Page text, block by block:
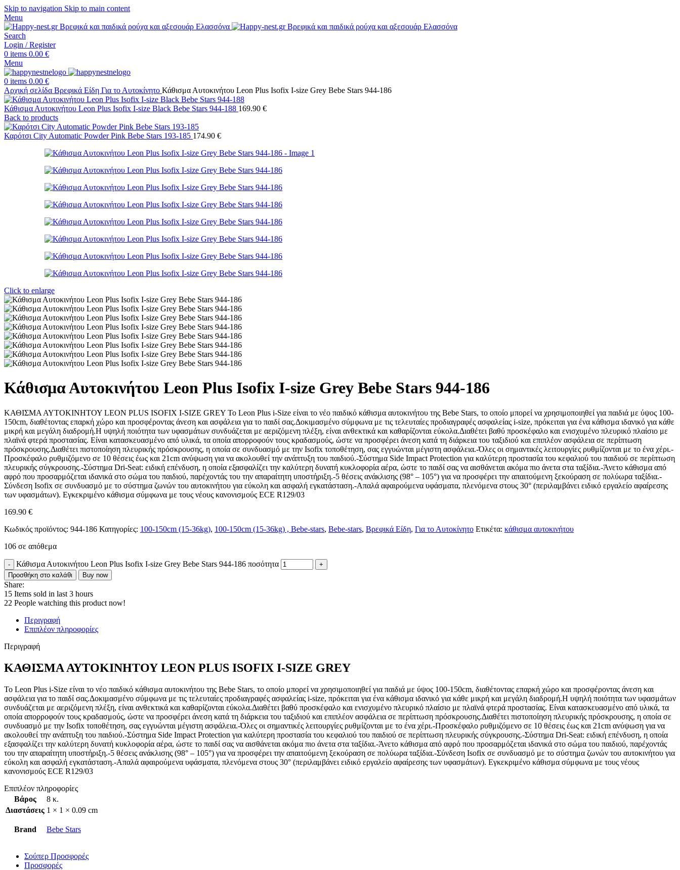
Skip to navigation Skip to main content
Menu
Search
Login / Register
0 items 0.00 €
Menu
0 items 0.00 €
Αρχική σελίδα Βρεφικά Είδη Για το Αυτοκίνητο Κάθισμα Αυτοκινήτου Leon Plus Isofix I-size Grey Bebe Stars 944-186
Κάθισμα Αυτοκινήτου Leon Plus Isofix I-size Black Bebe Stars 944-188 169.90 €
Back to products
Καρότσι City Automatic Powder Pink Bebe Stars 193-185 174.90 €
Click to enlarge
Κάθισμα Αυτοκινήτου Leon Plus Isofix I-size Grey Bebe Stars 944-186
ΚΑΘΙΣΜΑ ΑΥΤΟΚΙΝΗΤΟΥ LEON PLUS ISOFIX I-SIZE GREY Το Leon Plus i-Size είναι τo νέο παιδικό κάθισμα αυτοκινήτου της Bebe Stars, το οποίο μπορεί να χρησιμοποιηθεί για παιδιά με ύψος 100-
150cm, διαθέτοντας επαρκή χώρο και προσφέροντας άνεση και ασφάλεια για το παιδί σας.Δοκιμασμένο σύμφωνα με τις τελευταίες προδιαγραφές ασφαλείας i-size, πρόκειται για ένα κάθισμα ιδανικό για κάθε
μικρή και μεγάλη διαδρομή.Η υψηλή ποιότητα των υφασμάτων συνδυάζεται με αεριζόμενη πλέξη, είναι ανθεκτικά και καθαρίζονται εύκολα.Διαθέτει βαθύ προσκέφαλο και ενισχυμένο πλευρικό πλαίσιο με
πλαϊνά φτερά προστασίας. Είναι κατασκευασμένο από υλικά, τα οποία απορροφούν τους κραδασμούς, ώστε να προσφέρει άνεση κατά τη διάρκεια του ταξιδιού και επιπλέον ασφάλεια σε περίπτωση
πρόσκρουσης.Διαθέτει πιστοποίηση πλευρικής πρόσκρουσης, η οποία σε συνδυασμό με την Isofix τοποθέτηση, σας εγγυώνται μέγιστη ασφάλεια.-Όλες οι σημαντικές λειτουργίες ρυθμίζονται με το ένα χέρι.-
Προσκέφαλο ρυθμιζόμενο σε 10 θέσεις έως και 21cm ανύψωση για να ακολουθεί την ανάπτυξη του παιδιού.-Σύστημα Side Impact Protection για καλύτερη προστασία του κεφαλιού του παιδιού σε περίπτωση
πλευρικής σύγκρουσης.-Σύστημα Dri-Seat: ειδική επένδυση, η οποία εξασφαλίζει την καλύτερη δυνατή κυκλοφορία αέρα, ώστε το παιδί σας να αισθάνεται ακόμα πιο άνετα στα ταξίδια.-Άνετο κάθισμα από
αφρό που προσαρμόζεται ιδανικά στο σώμα του παιδιού, παρέχοντάς του την απαραίτητη υποστήριξη.-5 θέσεις ανάκλισης (98° – 105°) για να προσφέρει την απαιτούμενη ξεκούραση σε πολύωρα ταξίδια.-
Σύνδεση Isofix σε συνδυασμό με το σύστημα ζωνών του αυτοκινήτου για εύκολη και ασφαλή εγκατάσταση.-Απαλά αφαιρούμενα υφάσματα, πλενόμενα στους 30° (περιλαμβάνει ειδικό εργαλείο αφαίρεσης
των υφασμάτων). Εγκεκριμένο κάθισμα σύμφωνα με τους νέους κανονισμούς ECE R129/03
169.90 €
Κωδικός προϊόντος: 944-186 Κατηγορίες: 100-150cm (15-36kg), 100-150cm (15-36kg) , Bebe-stars, Bebe-stars, Βρεφικά Είδη, Για το Αυτοκίνητο Ετικέτα: κάθισμα αυτοκινήτου
106 σε απόθεμα
Κάθισμα Αυτοκινήτου Leon Plus Isofix I-size Grey Bebe Stars 944-186 ποσότητα
Προσθήκη στο καλάθι Buy now
Share:
15 Items sold in last 3 hours
22 People watching this product now!
Περιγραφή
Επιπλέον πληροφορίες
Περιγραφή
ΚΑΘΙΣΜΑ ΑΥΤΟΚΙΝΗΤΟΥ LEON PLUS ISOFIX I-SIZE GREY
Το Leon Plus i-Size είναι τo νέο παιδικό κάθισμα αυτοκινήτου της Bebe Stars, το οποίο μπορεί να χρησιμοποιηθεί για παιδιά με ύψος 100-150cm, διαθέτοντας επαρκή χώρο και προσφέροντας άνεση και
ασφάλεια για το παιδί σας.Δοκιμασμένο σύμφωνα με τις τελευταίες προδιαγραφές ασφαλείας i-size, πρόκειται για ένα κάθισμα ιδανικό για κάθε μικρή και μεγάλη διαδρομή.Η υψηλή ποιότητα των υφασμάτων
συνδυάζεται με αεριζόμενη πλέξη, είναι ανθεκτικά και καθαρίζονται εύκολα.Διαθέτει βαθύ προσκέφαλο και ενισχυμένο πλευρικό πλαίσιο με πλαϊνά φτερά προστασίας. Είναι κατασκευασμένο από υλικά, τα
οποία απορροφούν τους κραδασμούς, ώστε να προσφέρει άνεση κατά τη διάρκεια του ταξιδιού και επιπλέον ασφάλεια σε περίπτωση πρόσκρουσης.Διαθέτει πιστοποίηση πλευρικής πρόσκρουσης, η οποία σε
συνδυασμό με την Isofix τοποθέτηση, σας εγγυώνται μέγιστη ασφάλεια.-Όλες οι σημαντικές λειτουργίες ρυθμίζονται με το ένα χέρι.-Προσκέφαλο ρυθμιζόμενο σε 10 θέσεις έως και 21cm ανύψωση για να
ακολουθεί την ανάπτυξη του παιδιού.-Σύστημα Side Impact Protection για καλύτερη προστασία του κεφαλιού του παιδιού σε περίπτωση πλευρικής σύγκρουσης.-Σύστημα Dri-Seat: ειδική επένδυση, η οποία
εξασφαλίζει την καλύτερη δυνατή κυκλοφορία αέρα, ώστε το παιδί σας να αισθάνεται ακόμα πιο άνετα στα ταξίδια.-Άνετο κάθισμα από αφρό που προσαρμόζεται ιδανικά στο σώμα του παιδιού, παρέχοντάς
του την απαραίτητη υποστήριξη.-5 θέσεις ανάκλισης (98° – 105°) για να προσφέρει την απαιτούμενη ξεκούραση σε πολύωρα ταξίδια.-Σύνδεση Isofix σε συνδυασμό με το σύστημα ζωνών του αυτοκινήτου για
εύκολη και ασφαλή εγκατάσταση.-Απαλά αφαιρούμενα υφάσματα, πλενόμενα στους 30° (περιλαμβάνει ειδικό εργαλείο αφαίρεσης των υφασμάτων). Εγκεκριμένο κάθισμα σύμφωνα με τους νέους
κανονισμούς ECE R129/03
Επιπλέον πληροφορίες
Βάρος
8 κ.
Διαστάσεις 1 × 1 × 0.09 cm
Brand Bebe Stars
Σούπερ Προσφορές
Προσφορές